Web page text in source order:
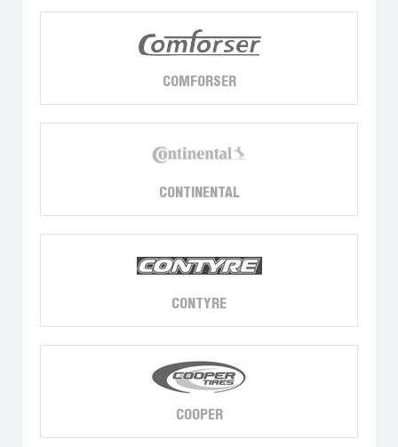
COMFORSER
CONTINENTAL
CONTYRE
COOPER